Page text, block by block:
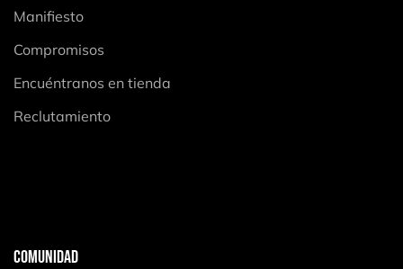
Manifiesto
Compromisos
Encuéntranos en tienda
Reclutamiento
COMUNIDAD